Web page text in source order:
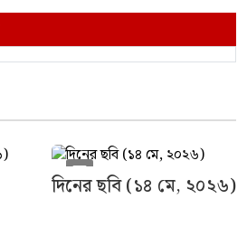
দিনের ছবি (১৪ মে, ২০২৬)